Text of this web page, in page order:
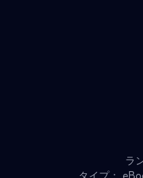
ラ
タイプ：